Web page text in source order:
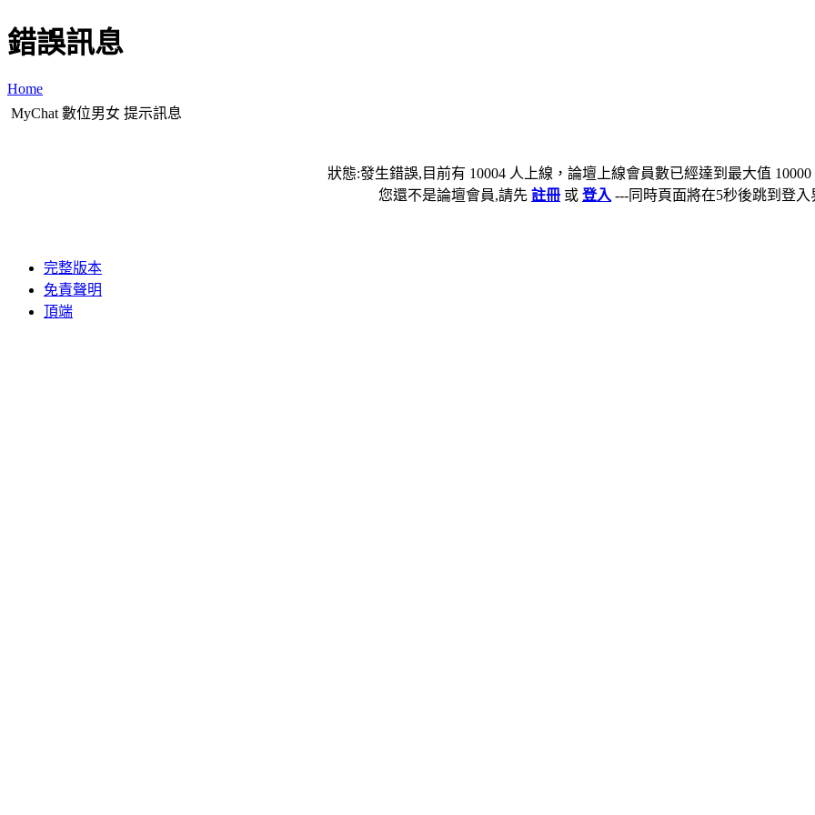
錯誤訊息
Home
MyChat 數位男女 提示訊息
狀態:發生錯誤,目前有 10004 人上線，論壇上線會員數已經達到最大值
您還不是論壇會員,請先 註冊 或 登入 ---同時頁面將在5秒後跳到登入
完整版本
免責聲明
頂端